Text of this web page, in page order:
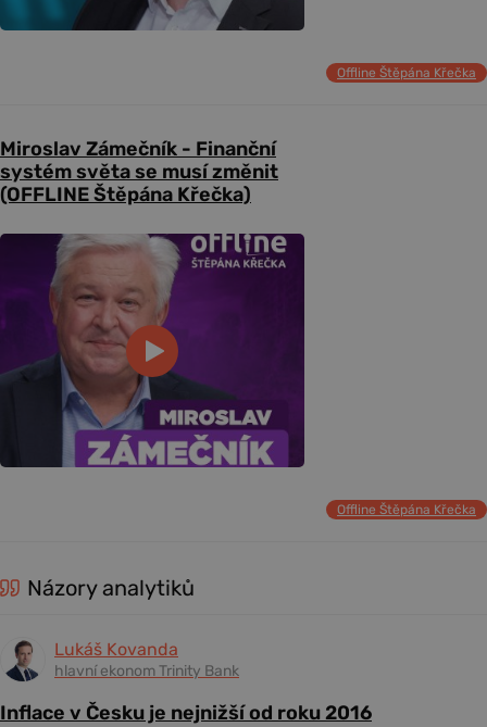
Offline Štěpána Křečka
Miroslav Zámečník - Finanční
systém světa se musí změnit
(OFFLINE Štěpána Křečka)
Offline Štěpána Křečka
Názory analytiků
Lukáš Kovanda
hlavní ekonom Trinity Bank
Inflace v Česku je nejnižší od roku 2016